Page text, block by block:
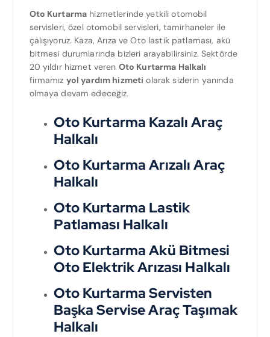
Oto Kurtarma hizmetlerinde yetkili otomobil
servisleri, özel otomobil servisleri, tamirhaneler ile
çalışıyoruz. Kaza, Arıza ve Oto lastik patlaması, akü
bitmesi durumlarında bizleri arayabilirsiniz. Sektörde
20 yıldır hizmet veren Oto Kurtarma Halkalı
firmamız yol yardım hizmeti olarak sizlerin yanında
olmaya devam edeceğiz.
Oto Kurtarma Kazalı Araç
Halkalı
Oto Kurtarma Arızalı Araç
Halkalı
Oto Kurtarma Lastik
Patlaması Halkalı
Oto Kurtarma Akü Bitmesi
Oto Elektrik Arızası Halkalı
Oto Kurtarma Servisten
Başka Servise Araç Taşımak
Halkalı